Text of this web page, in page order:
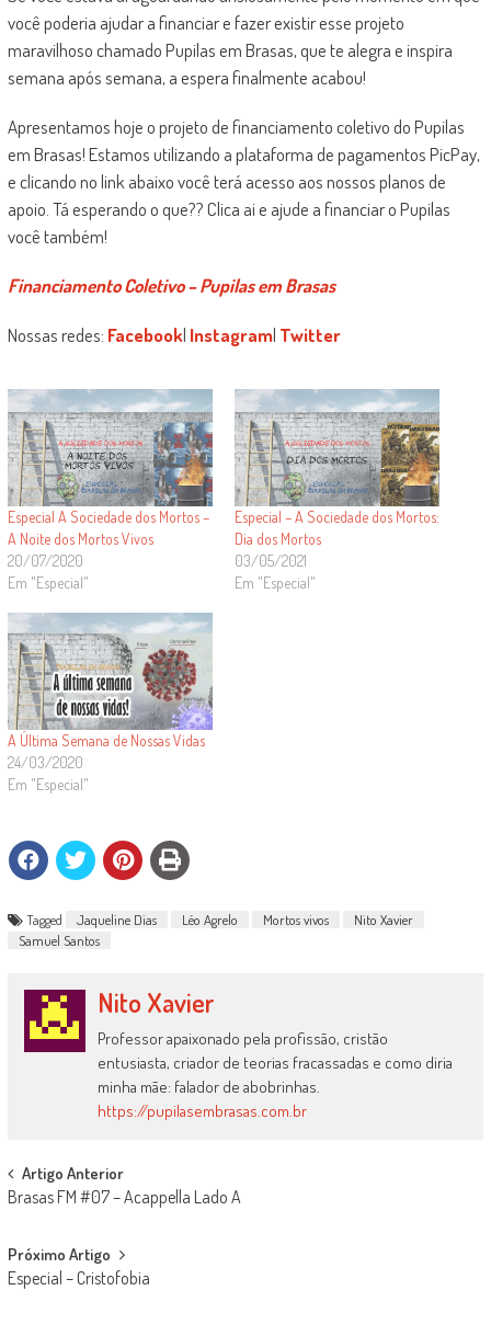
você poderia ajudar a financiar e fazer existir esse projeto
maravilhoso chamado Pupilas em Brasas, que te alegra e inspira
semana após semana, a espera finalmente acabou!
Apresentamos hoje o projeto de financiamento coletivo do Pupilas
em Brasas! Estamos utilizando a plataforma de pagamentos PicPay,
e clicando no link abaixo você terá acesso aos nossos planos de
apoio. Tá esperando o que?? Clica ai e ajude a financiar o Pupilas
você também!
Financiamento Coletivo – Pupilas em Brasas
Nossas redes: Facebook| Instagram| Twitter
Especial A Sociedade dos Mortos –
A Noite dos Mortos Vivos
20/07/2020
Em "Especial"
Especial – A Sociedade dos Mortos:
Dia dos Mortos
03/05/2021
Em "Especial"
A Última Semana de Nossas Vidas
24/03/2020
Em "Especial"
Tagged Jaqueline Dias Léo Agrelo Mortos vivos
Nito Xavier
Samuel Santos
Nito Xavier
Professor apaixonado pela profissão, cristão
entusiasta, criador de teorias fracassadas e como diria
minha mãe: falador de abobrinhas.
https://pupilasembrasas.com.br
Post
navigation
Artigo Anterior
Brasas FM #07 – Acappella Lado A
Próximo Artigo
Especial – Cristofobia